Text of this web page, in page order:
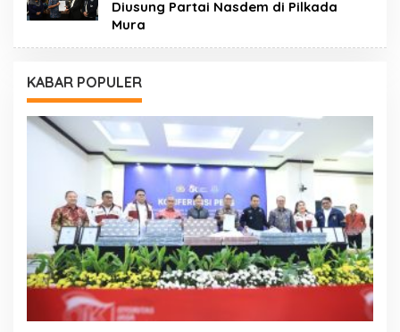
Diusung Partai Nasdem di Pilkada
Mura
KABAR POPULER